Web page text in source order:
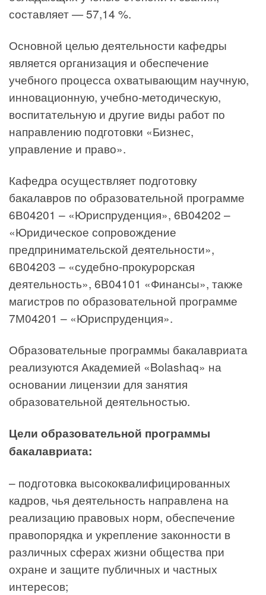
составляет — 57,14 %.
Основной целью деятельности кафедры
является организация и обеспечение
учебного процесса охватывающим научную,
инновационную, учебно-методическую,
воспитательную и другие виды работ по
направлению подготовки «Бизнес,
управление и право».
Кафедра осуществляет подготовку
бакалавров по образовательной программе
6В04201 – «Юриспруденция», 6В04202 –
«Юридическое сопровождение
предпринимательской деятельности»,
6В04203 – «судебно-прокурорская
деятельность», 6В04101 «Финансы», также
магистров по образовательной программе
7М04201 – «Юриспруденция».
Образовательные программы бакалавриата
реализуются Академией «Bolashaq» на
основании лицензии для занятия
образовательной деятельностью.
Цели образовательной программы
бакалавриата:
– подготовка высококвалифицированных
кадров, чья деятельность направлена на
реализацию правовых норм, обеспечение
правопорядка и укрепление законности в
различных сферах жизни общества при
охране и защите публичных и частных
интересов;